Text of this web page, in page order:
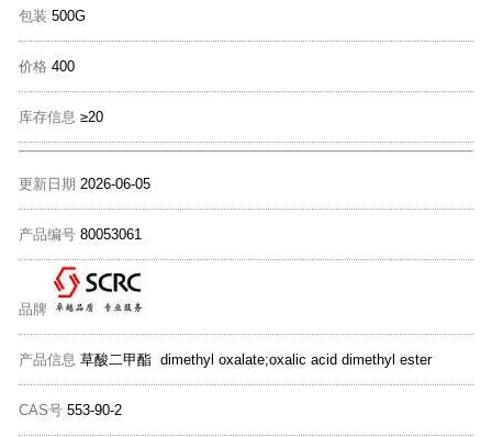
包装 500G
价格 400
库存信息 ≥20
更新日期 2026-06-05
产品编号 80053061
品牌
产品信息 草酸二甲酯 dimethyl oxalate;oxalic acid dimethyl ester
CAS号 553-90-2